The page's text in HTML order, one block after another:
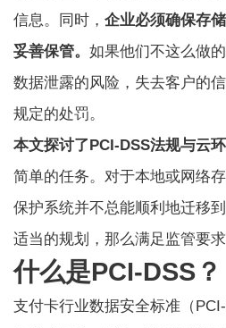
信息。同时，企业必须确保存
妥善保管。如果他们不这么做
数据泄露的风险，失去客户的
规定的处罚。
本文探讨了PCI-DSS法规与云
简单的任务。对于本地或网络
保护系统并不总能顺利地迁移
适当的规划，那么满足监管要
什么是PCI-DSS？
支付卡行业数据安全标准（